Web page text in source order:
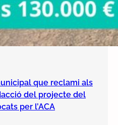
que reclami als
del projecte del
per l’ACA